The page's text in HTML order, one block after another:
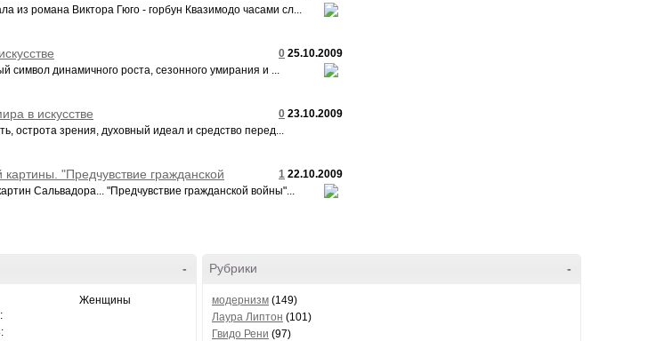
из романа Виктора Гюго - горбун Квазимодо часами сл...
0 25.10.2009
динамичного роста, сезонного умирания и ...
0 23.10.2009
в искусстве
острота зрения, духовный идеал и средство перед...
1 22.10.2009
"Предчувствие гражданской
Сальвадора... "Предчувствие гражданской войны"...
-
Женщины
-
Рубрики
модернизм (149)
Лаура Липтон (101)
Гвидо Рени (97)